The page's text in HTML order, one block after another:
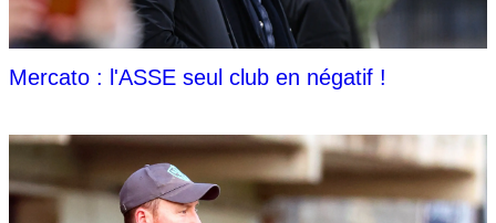
Mercato : l'ASSE seul club en négatif !